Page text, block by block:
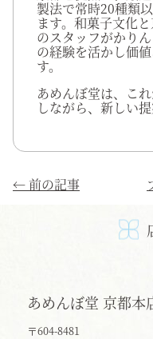
製法で常時20種類
ます。和菓子文化
のスタッフがかり
の経験を活かし価
す。
あめんぼ堂は、こ
しながら、新しい
←前の記事
あめんぼ堂 京都本
〒604-8481